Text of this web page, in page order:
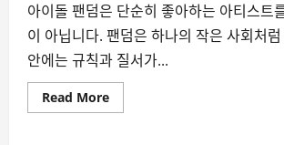
아이돌 팬덤은 단순히 좋아하는 아티스트
이 아닙니다. 팬덤은 하나의 작은 사회처
안에는 규칙과 질서가...
Read MoreRead
more